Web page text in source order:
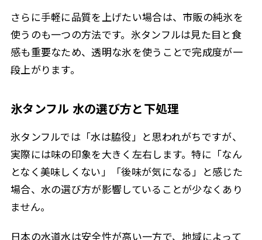
さらに手軽に品質を上げたい場合は、市販の純氷を
使うのも一つの方法です。氷タンフルは見た目と食
感も重要なため、透明な氷を使うことで完成度が一
段上がります。
氷タンフル 水の選び方と下処理
氷タンフルでは「水は脇役」と思われがちですが、
実際には味の印象を大きく左右します。特に「なん
となく美味しくない」「後味が気になる」と感じた
場合、水の選び方が影響していることが少なくあり
ません。
日本の水道水は安全性が高い一方で、地域によって